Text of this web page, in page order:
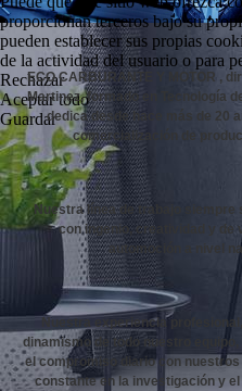
ECO CARBURANTE Y MOTOR ,
Martinez, formado en Tecnología
dedica desde hace más de 20
comercialización de
Nuestra línea de trabajo siempre
con ingenio, creatividad y de
automoción a nivel
Nuestra experiencia
dinamismo de todo nuestro
el compromiso diario con
constante en la investigación y
proporcionan terceros bajo su
pueden establecer sus propias
de la actividad del usuario o para
Rechazar
Aceptar todo
Guardar